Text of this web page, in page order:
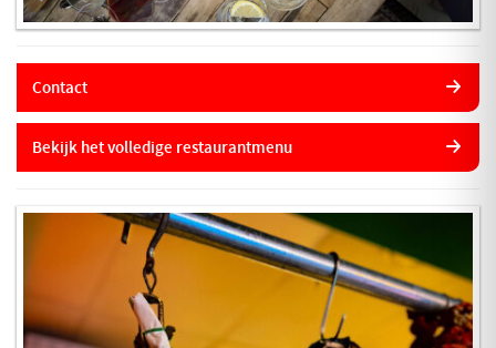
Contact
Bekijk het volledige restaurantmenu